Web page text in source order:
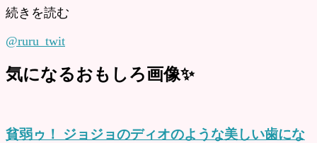
続きを読む
@ruru_twit
気になるおもしろ画像✨
貧弱ゥ！ ジョジョのディオのような美しい歯にな